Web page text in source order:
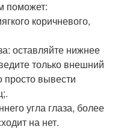
поможет:
коричневого,
оставляйте нижнее
только внешний
просто вывести
угла глаза, более
на нет.